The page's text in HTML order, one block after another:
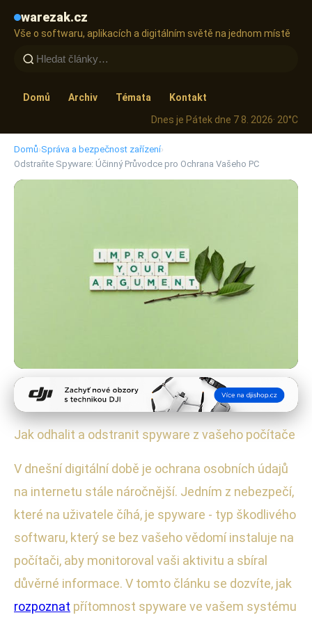
warezak.cz
Vše o softwaru, aplikacích a digitálním světě na jednom místě
Domů Archiv Témata
Kontakt
Dnes je Pátek dne 7 8. 2026· 20°C
Domů›Správa a bezpečnost zařízení›
Odstraňte Spyware: Účinný Průvodce pro Ochrana Vašeho PC
Správa a bezpečnost zařízení
Odstraňte Spyware: Účinný
· 4 min čtení · Autor: Radek Kovář
Jak odhalit a odstranit spyware z vašeho počítače
V dnešní digitální době je ochrana osobních údajů
na internetu stále náročnější. Jedním z nebezpečí,
které na uživatele číhá, je spyware - typ škodlivého
softwaru, který se bez vašeho vědomí instaluje na
počítači, aby monitoroval vaši aktivitu a sbíral
důvěrné informace. V tomto článku se dozvíte, jak
rozpoznat přítomnost spyware ve vašem systému